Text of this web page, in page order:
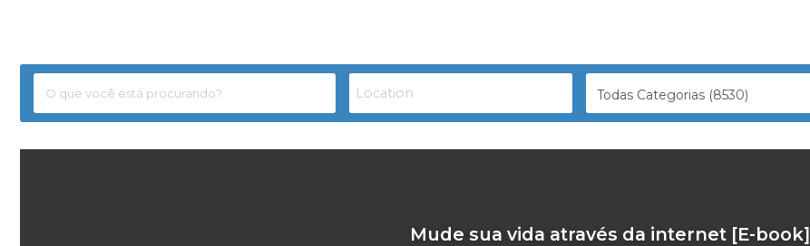
Todas Categorias (8530)
Mude sua vida através da internet [E-book]